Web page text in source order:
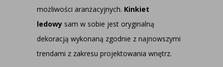
możliwości aranżacyjnych. Kinkiet
ledowy sam w sobie jest oryginalną
dekoracją wykonaną zgodnie z najnowszymi
trendami z zakresu projektowania wnętrz.